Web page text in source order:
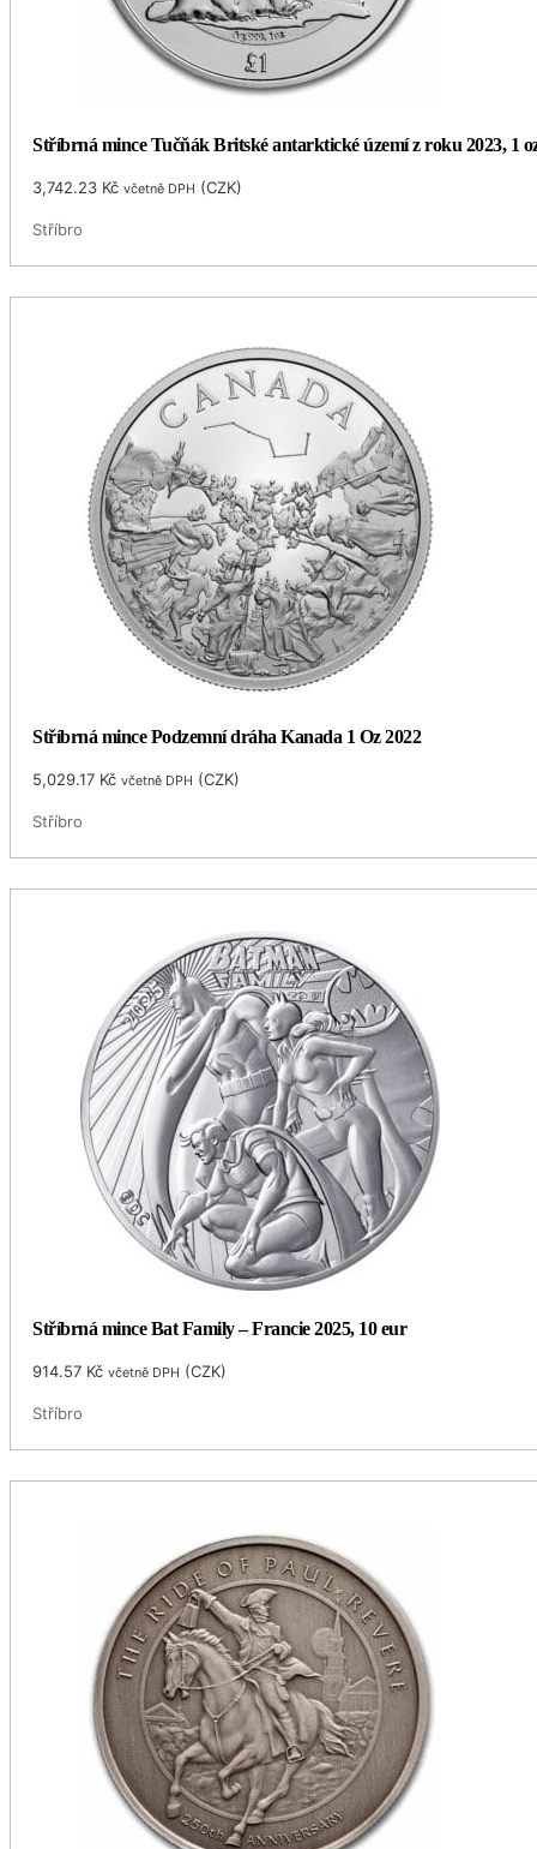
Stříbrná mince Tučňák Britské antarktické území z roku 2023, 1
3,742.23 Kč včetně DPH (CZK)
Stříbro
Stříbrná mince Podzemní dráha Kanada 1 Oz 2022
5,029.17 Kč včetně DPH (CZK)
Stříbro
Stříbrná mince Bat Family – Francie 2025, 10 eur
914.57 Kč včetně DPH (CZK)
Stříbro